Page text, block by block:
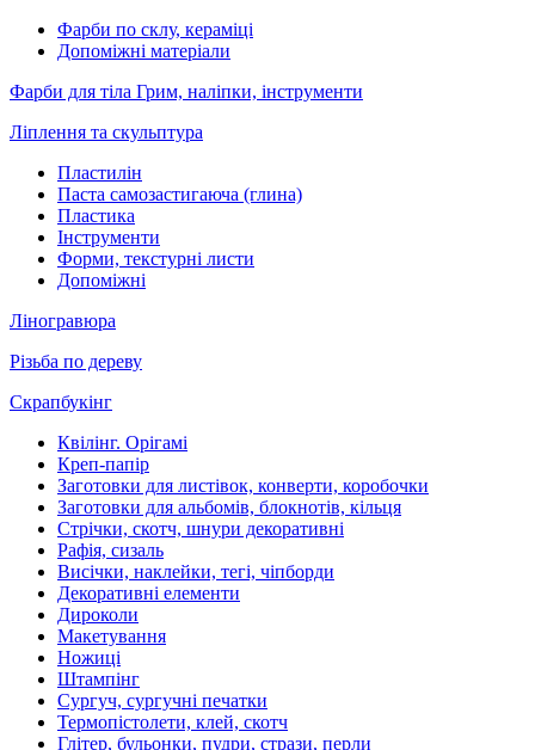
Фарби по склу, кераміці
Допоміжні матеріали
Фарби для тіла Грим, наліпки, інструменти
Ліплення та скульптура
Пластилін
Паста самозастигаюча (глина)
Пластика
Інструменти
Форми, текстурні листи
Допоміжні
Ліногравюра
Різьба по дереву
Скрапбукінг
Квілінг. Орігамі
Креп-папір
Заготовки для листівок, конверти, коробочки
Заготовки для альбомів, блокнотів, кільця
Стрічки, скотч, шнури декоративні
Рафія, сизаль
Висічки, наклейки, тегі, чіпборди
Декоративні елементи
Дироколи
Макетування
Ножиці
Штампінг
Сургуч, сургучні печатки
Термопістолети, клей, скотч
Глітер, бульонки, пудри, стрази, перли